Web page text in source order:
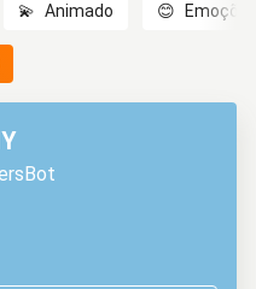
💫 Animado 😊